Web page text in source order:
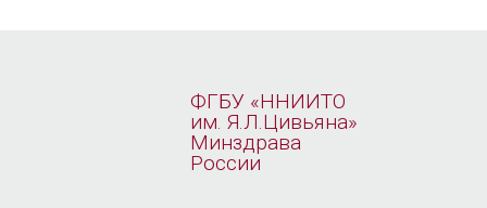
ФГБУ «ННИИТО
им. Я.Л.Цивьяна»
Минздрава
России